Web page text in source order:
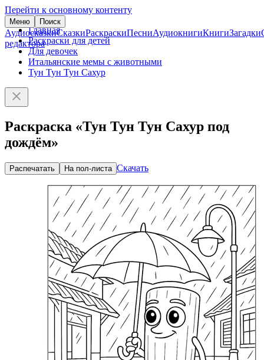
Перейти к основному контенту
Меню Поиск
АудиосказкиСказкиРаскраскиПесниАудиокнигиКнигиЗагадки
редактора
Главная
Раскраски для детей
Для девочек
Итальянские мемы с животными
Тун Тун Тун Сахур
Раскраска «Тун Тун Тун Сахур под
дождём»
Распечатать На пол-листа Скачать